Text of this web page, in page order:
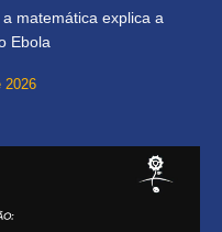
matemática explica a
Ebola
2026